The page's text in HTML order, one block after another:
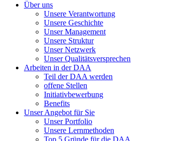
Über uns
Unsere Verantwortung
Unsere Geschichte
Unser Management
Unsere Struktur
Unser Netzwerk
Unser Qualitätsversprechen
Arbeiten in der DAA
Teil der DAA werden
offene Stellen
Initiativbewerbung
Benefits
Unser Angebot für Sie
Unser Portfolio
Unsere Lernmethoden
Top 5 Gründe für die DAA